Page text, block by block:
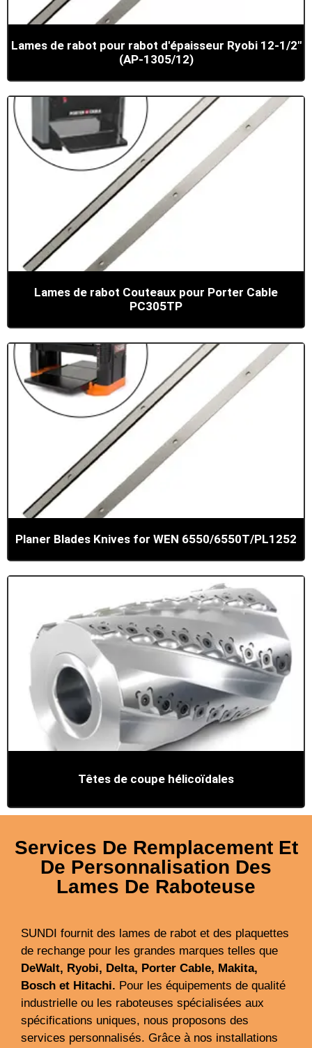
Lames de rabot pour rabot d'épaisseur Ryobi 12-1/2"
(AP-1305/12)
Lames de rabot Couteaux pour Porter Cable
PC305TP
Planer Blades Knives for WEN 6550/6550T/PL1252
Têtes de coupe hélicoïdales
Services De Remplacement Et
De Personnalisation Des
Lames De Raboteuse
SUNDI fournit des lames de rabot et des plaquettes
de rechange pour les grandes marques telles que
DeWalt, Ryobi, Delta, Porter Cable, Makita,
Bosch et Hitachi. Pour les équipements de qualité
industrielle ou les raboteuses spécialisées aux
spécifications uniques, nous proposons des
services personnalisés. Grâce à nos installations